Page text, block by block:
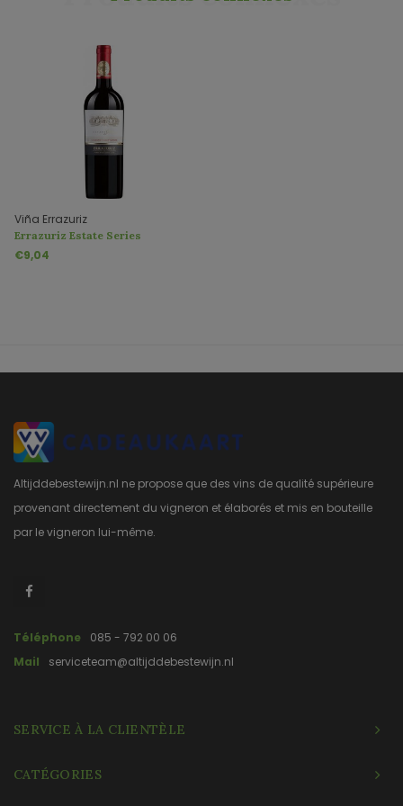
Viña Errazuriz
Errazuriz Estate Series
Cabernet Sauvignon
€9,04
Altijddebestewijn.nl ne propose que des vins de qualité supérieure
provenant directement du vigneron et élaborés et mis en bouteille
par le vigneron lui-même.
Téléphone
085 - 792 00 06
Mail
serviceteam@altijddebestewijn.nl
SERVICE À LA CLIENTÈLE
CATÉGORIES